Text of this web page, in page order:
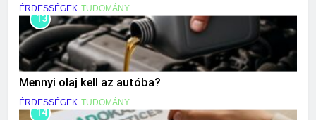
ÉRDESSÉGEK TUDOMÁNY
13
Mennyi olaj kell az autóba?
ÉRDESSÉGEK TUDOMÁNY
14